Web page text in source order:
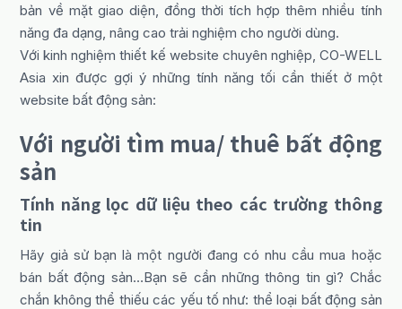
bản về mặt giao diện, đồng thời tích hợp thêm nhiều tính
năng đa dạng, nâng cao trải nghiệm cho người dùng.
Với kinh nghiệm thiết kế website chuyên nghiệp, CO-WELL
Asia xin được gợi ý những tính năng tối cần thiết ở một
website bất động sản:
Với người tìm mua/ thuê bất động
sản
Tính năng lọc dữ liệu theo các trường thông
tin
Hãy giả sử bạn là một người đang có nhu cầu mua hoặc
bán bất động sản…Bạn sẽ cần những thông tin gì? Chắc
chắn không thể thiếu các yếu tố như: thể loại bất động sản